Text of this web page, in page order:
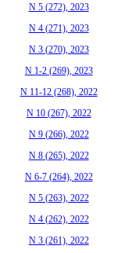
N 5 (272), 2023
N 4 (271), 2023
N 3 (270), 2023
N 1-2 (269), 2023
N 11-12 (268), 2022
N 10 (267), 2022
N 9 (266), 2022
N 8 (265), 2022
N 6-7 (264), 2022
N 5 (263), 2022
N 4 (262), 2022
N 3 (261), 2022